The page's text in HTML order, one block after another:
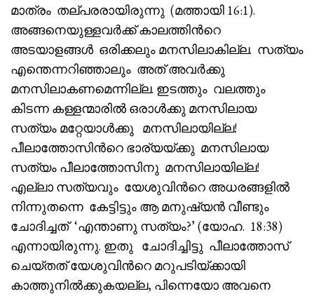
മാത്രം തല്പരരായിരുന്നു (മത്തായി 16:1).
അങ്ങനെയുള്ളവർക്ക് കാലത്തിൻറെ
അടയാളങ്ങൾ ഒരിക്കലും മനസിലാകില്ല. സത്യം
എന്തെന്നറിഞ്ഞാലും അത് അവർക്കു
മനസിലാകണമെന്നില്ല. ഇടത്തും വലത്തും
കിടന്ന കള്ളന്മാരിൽ ഒരാൾക്കു മനസിലായ
സത്യം മറ്റേയാൾക്കു മനസിലായില്ല!
പീലാത്തോസിൻറെ ഭാര്യയ്ക്കു മനസിലായ
സത്യം പീലാത്തോസിനു മനസിലായില്ല!
എല്ലാ സത്യവും യേശുവിൻറെ അധരങ്ങളിൽ
നിന്നുതന്നെ കേട്ടിട്ടും ആ മനുഷ്യൻ വീണ്ടും
ചോദിച്ചത് ‘എന്താണു സത്യം?’ (യോഹ. 18:38)
എന്നായിരുന്നു. ഇതു ചോദിച്ചിട്ടു പീലാത്തോസ്
ചെയ്തത് യേശുവിൻറെ മറുപടിയ്ക്കായി
കാത്തുനിൽക്കുകയല്ല, പിന്നെയോ അവനെ